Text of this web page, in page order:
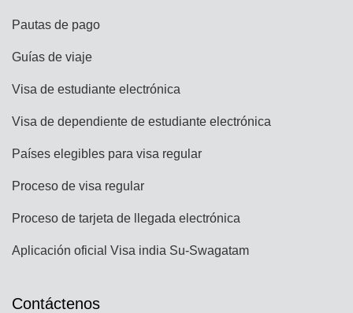
Pautas de pago
Guías de viaje
Visa de estudiante electrónica
Visa de dependiente de estudiante electrónica
Países elegibles para visa regular
Proceso de visa regular
Proceso de tarjeta de llegada electrónica
Aplicación oficial Visa india Su-Swagatam
Contáctenos